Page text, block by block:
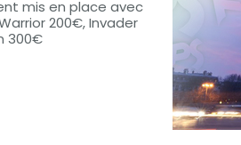
mis en place avec
200€, Invader
300€